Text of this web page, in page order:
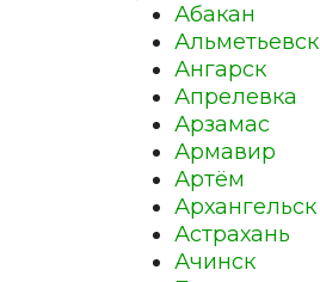
Абакан
Альметьевск
Ангарск
Апрелевка
Арзамас
Армавир
Артём
Архангельск
Астрахань
Ачинск